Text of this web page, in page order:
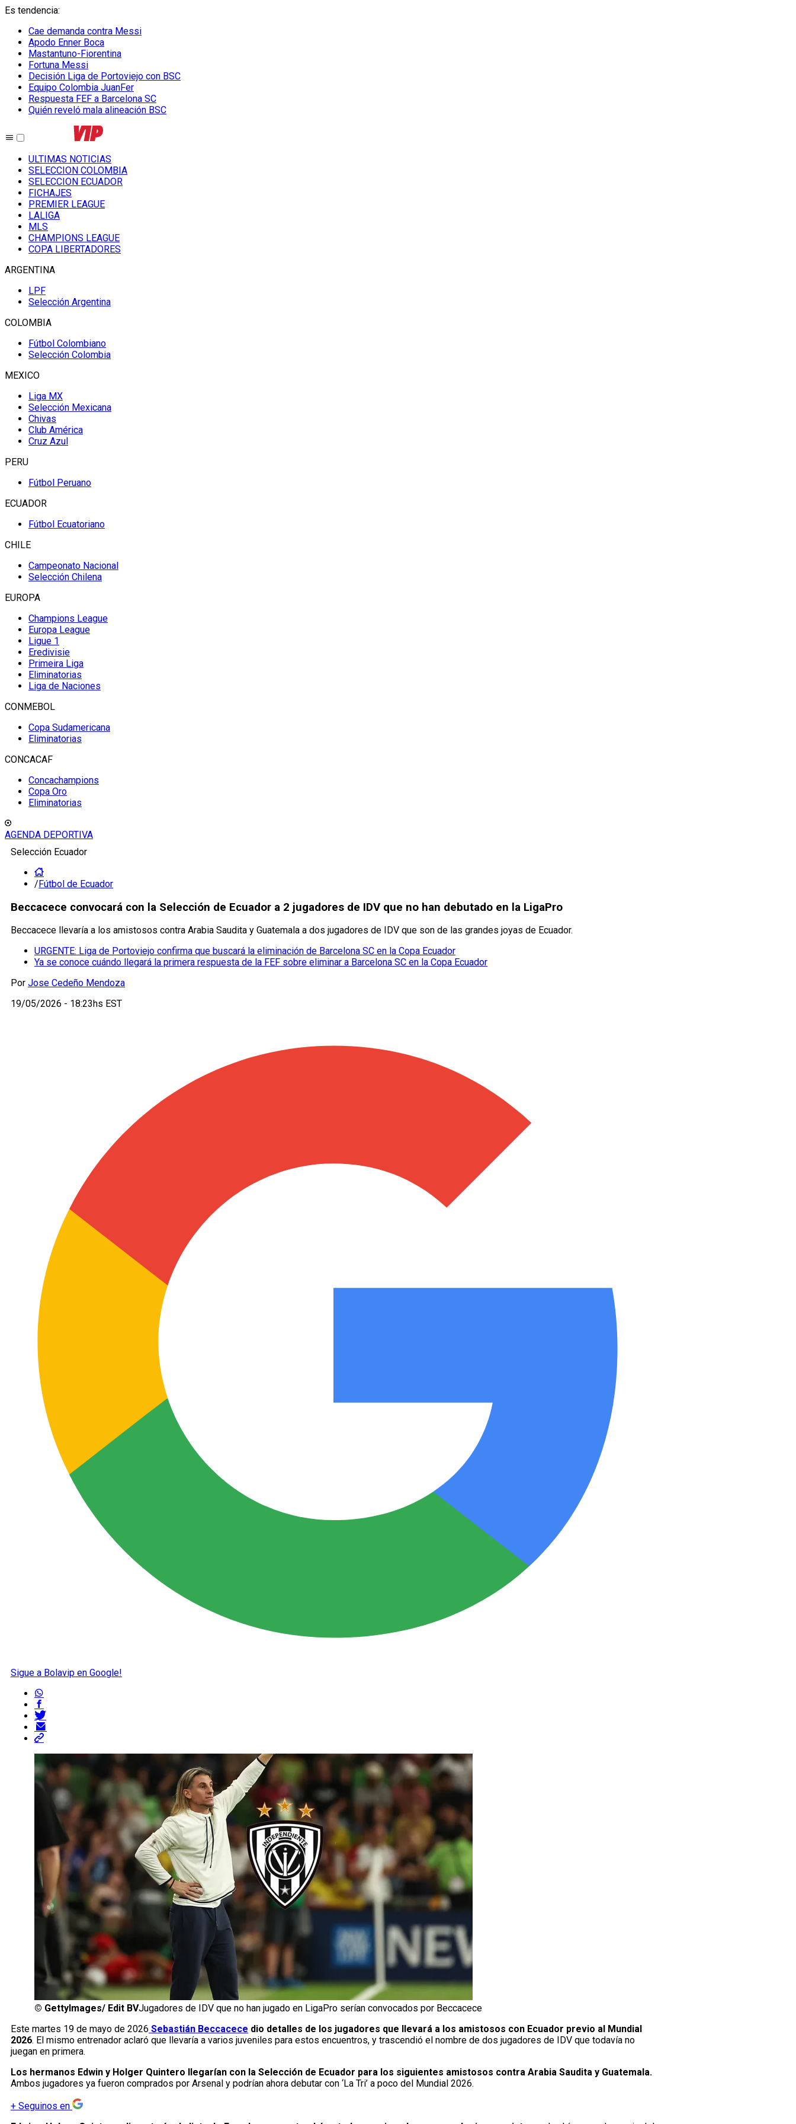
Es tendencia:
Cae demanda contra Messi
Apodo Enner Boca
Mastantuno-Fiorentina
Fortuna Messi
Decisión Liga de Portoviejo con BSC
Equipo Colombia JuanFer
Respuesta FEF a Barcelona SC
Quién reveló mala alineación BSC
ULTIMAS NOTICIAS
SELECCION COLOMBIA
SELECCION ECUADOR
FICHAJES
PREMIER LEAGUE
LALIGA
MLS
CHAMPIONS LEAGUE
COPA LIBERTADORES
ARGENTINA
LPF
Selección Argentina
COLOMBIA
Fútbol Colombiano
Selección Colombia
MEXICO
Liga MX
Selección Mexicana
Chivas
Club América
Cruz Azul
PERU
Fútbol Peruano
ECUADOR
Fútbol Ecuatoriano
CHILE
Campeonato Nacional
Selección Chilena
EUROPA
Champions League
Europa League
Ligue 1
Eredivisie
Primeira Liga
Eliminatorias
Liga de Naciones
CONMEBOL
Copa Sudamericana
Eliminatorias
CONCACAF
Concachampions
Copa Oro
Eliminatorias
AGENDA DEPORTIVA
Selección Ecuador
/Fútbol de Ecuador
Beccacece convocará con la Selección de Ecuador a 2 jugadores de IDV que no han debutado en la LigaPro
Beccacece llevaría a los amistosos contra Arabia Saudita y Guatemala a dos jugadores de IDV que son de las grandes joyas de Ecuador.
URGENTE: Liga de Portoviejo confirma que buscará la eliminación de Barcelona SC en la Copa Ecuador
Ya se conoce cuándo llegará la primera respuesta de la FEF sobre eliminar a Barcelona SC en la Copa Ecuador
Por Jose Cedeño Mendoza
19/05/2026 - 18:23hs EST
Sigue a Bolavip en Google!
© GettyImages/ Edit BVJugadores de IDV que no han jugado en LigaPro serían convocados por Beccacece
Este martes 19 de mayo de 2026 Sebastián Beccacece dio detalles de los jugadores que llevará a los amistosos con Ecuador previo al Mundial
2026. El mismo entrenador aclaró que llevaría a varios juveniles para estos encuentros, y trascendió el nombre de dos jugadores de IDV que todavía no
juegan en primera.
Los hermanos Edwin y Holger Quintero llegarían con la Selección de Ecuador para los siguientes amistosos contra Arabia Saudita y Guatemala.
Ambos jugadores ya fueron comprados por Arsenal y podrían ahora debutar con ‘La Tri’ a poco del Mundial 2026.
+ Seguinos en